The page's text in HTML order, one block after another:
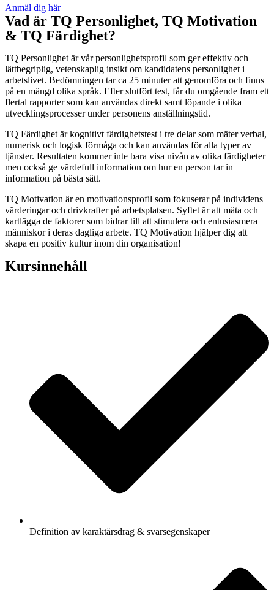
Anmäl dig här
Vad är TQ Personlighet, TQ Motivation
& TQ Färdighet?
TQ Personlighet är vår personlighetsprofil som ger effektiv och
lättbegriplig, vetenskaplig insikt om kandidatens personlighet i
arbetslivet. Bedömningen tar ca 25 minuter att genomföra och finns
på en mängd olika språk. Efter slutfört test, får du omgående fram ett
flertal rapporter som kan användas direkt samt löpande i olika
utvecklingsprocesser under personens anställningstid.
TQ Färdighet är kognitivt färdighetstest i tre delar som mäter verbal,
numerisk och logisk förmåga och kan användas för alla typer av
tjänster. Resultaten kommer inte bara visa nivån av olika färdigheter
men också ge värdefull information om hur en person tar in
information på bästa sätt.
TQ Motivation är en motivationsprofil som fokuserar på individens
värderingar och drivkrafter på arbetsplatsen. Syftet är att mäta och
kartlägga de faktorer som bidrar till att stimulera och entusiasmera
människor i deras dagliga arbete. TQ Motivation hjälper dig att
skapa en positiv kultur inom din organisation!
Kursinnehåll
Definition av karaktärsdrag & svarsegenskaper